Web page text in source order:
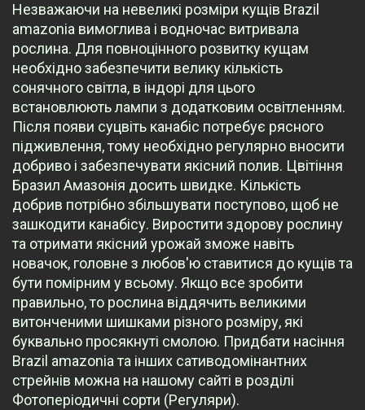
Незважаючи на невеликі розміри кущів Brazil
amazonia вимоглива і водночас витривала
рослина. Для повноцінного розвитку кущам
необхідно забезпечити велику кількість
сонячного світла, в індорі для цього
встановлюють лампи з додатковим освітленням.
Після появи суцвіть канабіс потребує рясного
підживлення, тому необхідно регулярно вносити
добриво і забезпечувати якісний полив. Цвітіння
Бразил Амазонія досить швидке. Кількість
добрив потрібно збільшувати поступово, щоб не
зашкодити канабісу. Виростити здорову рослину
та отримати якісний урожай зможе навіть
новачок, головне з любов'ю ставитися до кущів та
бути помірним у всьому. Якщо все зробити
правильно, то рослина віддячить великими
витонченими шишками різного розміру, які
буквально просякнуті смолою. Придбати насіння
Brazil amazonia та інших сативодомінантних
стрейнів можна на нашому сайті в розділі
Фотоперіодичні сорти (Регуляри).